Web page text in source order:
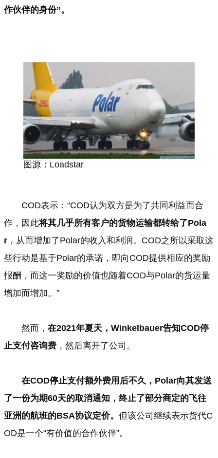
作伙伴的身份”。
图源：Loadstar
COD表示：“COD认为双方是为了共同利益而合
作，因此将其几乎所有客户的货物运输都转给了Pola
r ，从而增加了Polar的收入和利润。COD之所以采取这
些行动是基于Polar的承诺，即向COD提供相应的奖励
报酬，而这一奖励的价值也随着COD与Polar的货运量
增加而增加。”
然而， 在2021年夏天，Winkelbauer告知COD停
止支付咨询费 ，然后离开了公司。
在COD停止支付额外费用后不久，Polar向其发送
了一份为期60天的取消通知，终止了部分商定的飞往
亚洲的航班的BSA协议定价。 但该公司继续表示货代C
OD是一个“有价值的合作伙伴”。